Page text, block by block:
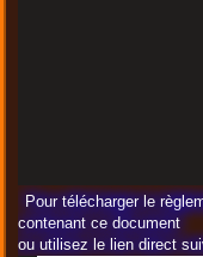
Pour télécharger le
contenant ce document
ou utilisez le lien direct